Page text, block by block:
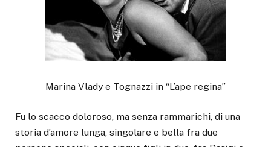
Marina Vlady e Tognazzi in “L’ape regina”
Fu lo scacco doloroso, ma senza rammarichi, di una
storia d’amore lunga, singolare e bella fra due